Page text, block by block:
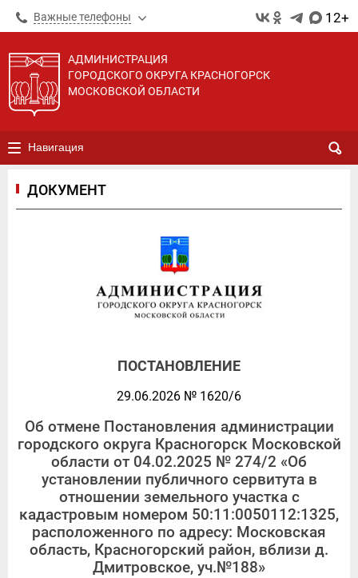
Важные телефоны 12+
АДМИНИСТРАЦИЯ
ГОРОДСКОГО ОКРУГА КРАСНОГОРСК
МОСКОВСКОЙ ОБЛАСТИ
Навигация
ДОКУМЕНТ
ПОСТАНОВЛЕНИЕ
29.06.2026 № 1620/6
Об отмене Постановления администрации
городского округа Красногорск Московской
области от 04.02.2025 № 274/2 «Об
установлении публичного сервитута в
отношении земельного участка с
кадастровым номером 50:11:0050112:1325,
расположенного по адресу: Московская
область, Красногорский район, вблизи д.
Дмитровское, уч.№188»